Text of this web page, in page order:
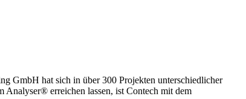
GmbH hat sich in über 300 Projekten unterschiedlicher
Analyser® erreichen lassen, ist Contech mit dem